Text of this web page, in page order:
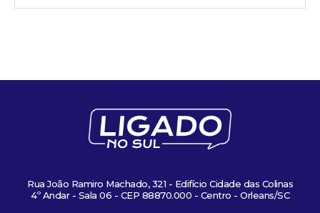
Rua João Ramiro Machado, 321 - Edifício Cidade das Colinas
4º Andar - Sala 06 - CEP 88870.000 - Centro - Orleans/SC